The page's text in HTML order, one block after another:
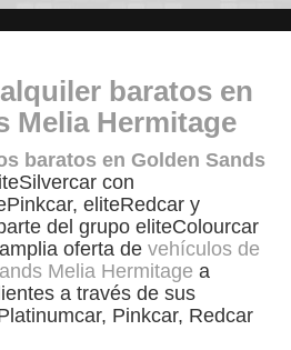
baratos en
Melia Hermitage
baratos en Golden Sands
con
eliteRedcar y
del grupo eliteColourcar
oferta devehículos de
Melia Hermitage a
a través de sus
Pinkcar, Redcar